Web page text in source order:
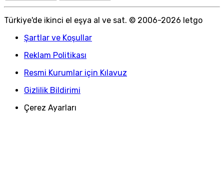
Türkiye'de ikinci el eşya al ve sat. © 2006-2026 letgo
Şartlar ve Koşullar
Reklam Politikası
Resmi Kurumlar için Kılavuz
Gizlilik Bildirimi
Çerez Ayarları